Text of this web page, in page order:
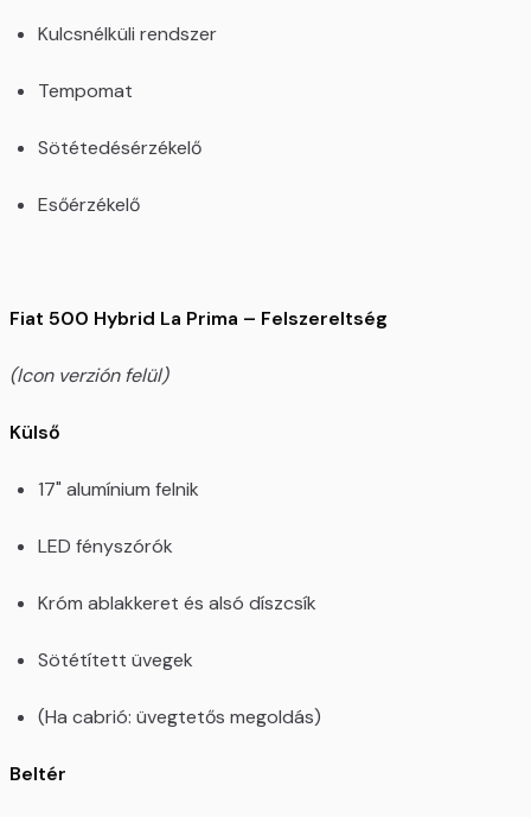
Kulcsnélküli rendszer
Tempomat
Sötétedésérzékelő
Esőérzékelő
Fiat 500 Hybrid La Prima – Felszereltség
(Icon verzión felül)
Külső
17" alumínium felnik
LED fényszórók
Króm ablakkeret és alsó díszcsík
Sötétített üvegek
(Ha cabrió: üvegtetős megoldás)
Beltér